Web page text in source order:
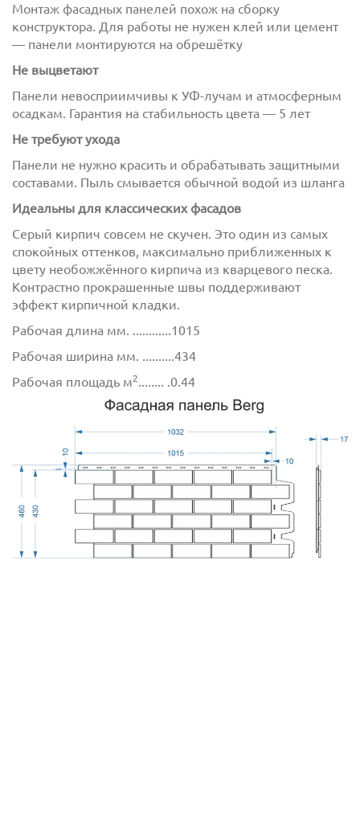
Отправить
Монтаж фасадных панелей похож на сборку
конструктора. Для работы не нужен клей или цемент
— панели монтируются на обрешётку
Не выцветают
Панели невосприимчивы к УФ-лучам и атмосферным
осадкам. Гарантия на стабильность цвета — 5 лет
Не требуют ухода
Панели не нужно красить и обрабатывать защитными
составами. Пыль смывается обычной водой из шланга
Идеальны для классических фасадов
Серый кирпич совсем не скучен. Это один из самых
спокойных оттенков, максимально приближенных к
цвету необожжённого кирпича из кварцевого песка.
Контрастно прокрашенные швы поддерживают
эффект кирпичной кладки.
Рабочая длина мм. ............1015
Рабочая ширина мм. ..........434
Рабочая площадь м2........ .0.44